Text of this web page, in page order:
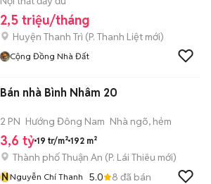
2,5 triệu/tháng
Huyện Thanh Trì (P. Thanh Liệt mới)
Cộng Đồng Nhà Đất
Bán nhà Bình Nhâm 20
2 PN Hướng Đông Nam Nhà ngõ, hẻm
3,6 tỷ 19 tr/m² 192 m²
Thành phố Thuận An (P. Lái Thiêu mới)
NNguyễn Chí Thanh 5.0 8 đã bán